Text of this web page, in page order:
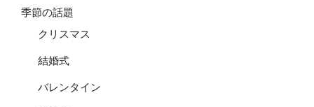
季節の話題
クリスマス
結婚式
バレンタイン